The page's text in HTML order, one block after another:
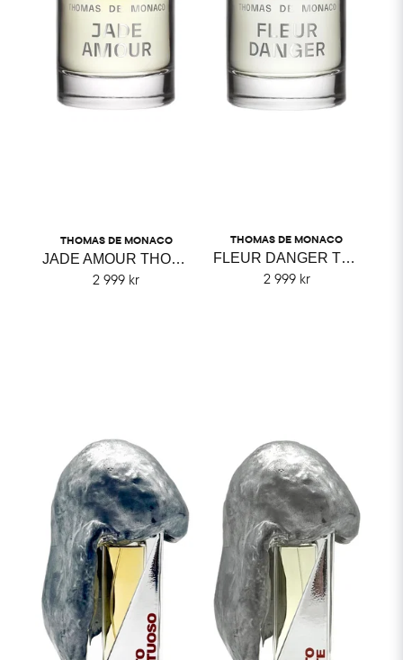
THOMAS DE MONACO
JADE AMOUR THOMAS DE MONACO
2 999 kr
THOMAS DE MONACO
FLEUR DANGER THOMAS DE MONACO
2 999 kr